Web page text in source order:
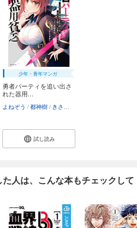
少年・青年マンガ
勇者パーティを追い出さ
れた器用...
よねぞう 都神樹 きさらぎゆり
試し読み
人は、こんな本もチェックして